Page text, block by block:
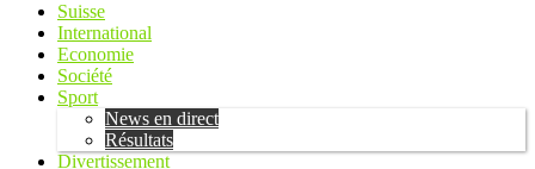
Suisse
International
Economie
Société
Sport
News en direct
Résultats
Divertissement